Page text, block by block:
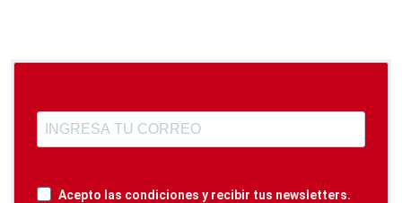
Acepto las condiciones y recibir tus newsletters.